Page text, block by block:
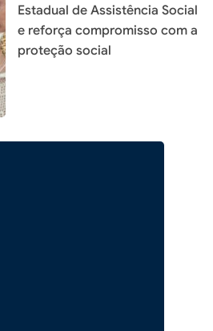
Estadual de Assistência Social
e reforça compromisso com a
proteção social